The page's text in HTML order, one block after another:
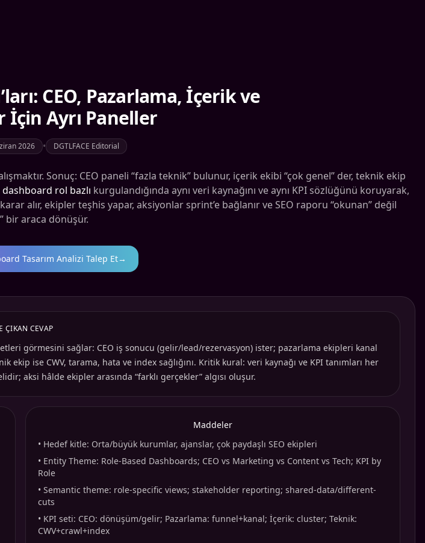
CEO, Pazarlama, İçerik ve
İçin Ayrı Paneller
2026 • DGTLFACE Editorial
Sonuç: CEO paneli “fazla teknik” bulunur, içerik ekibi “çok genel” der, teknik ekip
dashboard rol bazlı kurgulandığında aynı veri kaynağını ve aynı KPI sözlüğünü koruyarak,
alır, ekipler teşhis yapar, aksiyonlar sprint’e bağlanır ve SEO raporu “okunan” değil
bir araca dönüşür.
Tasarım Analizi Talep Et→
ÇIKAN CEVAP
görmesini sağlar: CEO iş sonucu (gelir/lead/rezervasyon) ister; pazarlama ekipleri kanal
ise CWV, tarama, hata ve index sağlığını. Kritik kural: veri kaynağı ve KPI tanımları her
aksi hâlde ekipler arasında “farklı gerçekler” algısı oluşur.
Maddeler
• Hedef kitle: Orta/büyük kurumlar, ajanslar, çok paydaşlı SEO ekipleri
• Entity Theme: Role-Based Dashboards; CEO vs Marketing vs Content vs Tech; KPI by
Role
• Semantic theme: role-specific views; stakeholder reporting; shared-data/different-
cuts
• KPI seti: CEO: dönüşüm/gelir; Pazarlama: funnel+kanal; İçerik: cluster; Teknik:
CWV+crawl+index